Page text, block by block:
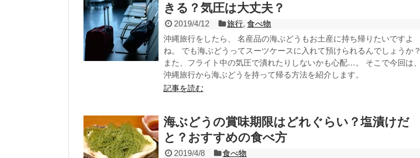
きる？気圧は大丈夫？
2019/4/12 旅行,食べ物
沖縄旅行をしたら、 名産品の海ぶどうもお土産に持ち帰りたいですよ
ね。 でも海ぶどうってスーツケースに入れて預けられるんでしょうか？
また、フライト中の気圧で潰れたりしないかも心配…。 そこで今回は、
沖縄旅行から海ぶどうを持って帰る方法を紹介します。
記事を読む
海ぶどうの賞味期限はどれぐらい？塩漬けだ
と？おすすめの食べ方
2019/4/8
食べ物